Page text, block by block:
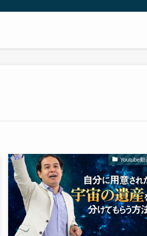
Youtube動